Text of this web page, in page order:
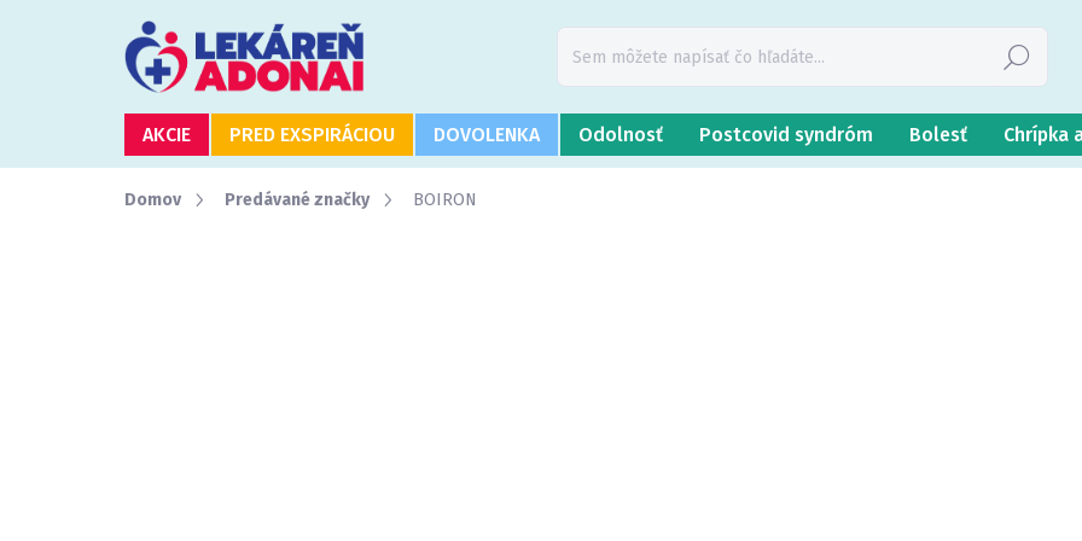
Hľadať
AKCIE PRED EXSPIRÁCIOU DOVOLENKA Odolnosť Postcovid syndróm Bolesť Chrípka
Domov Predávané značky BOIRON